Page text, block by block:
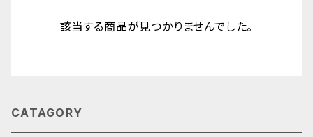
該当する商品が見つかりませんでした。
CATAGORY